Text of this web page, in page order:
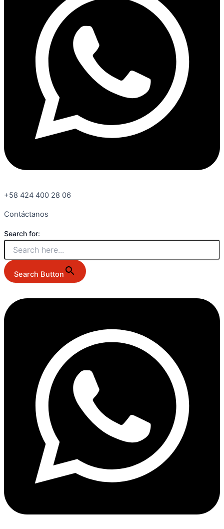
+58 424 400 28 06
Contáctanos
Search for:
Search Button